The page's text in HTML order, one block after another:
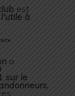
est
à
a
sur le
,